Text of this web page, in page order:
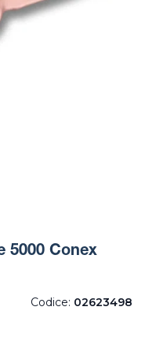
5000 Conex
Codice: 02623498